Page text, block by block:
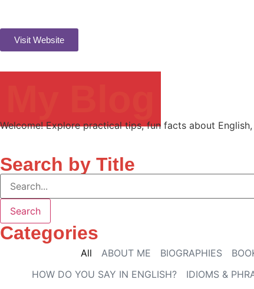
Visit Website
Welcome! Explore practical tips, fun facts about
Search by Title
Search
Categories
ABOUT ME BIOGRAPHIES
HOW DO YOU SAY IN ENGLISH?
IDIOMS &
All